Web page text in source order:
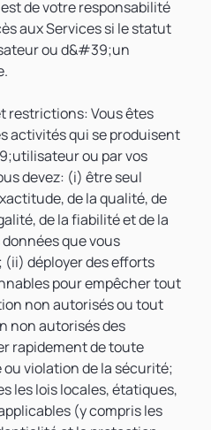
de votre responsabilité
aux Services si le statut
ou d&#39;un
restrictions: Vous êtes
activités qui se produisent
ou par vos
devez: (i) être seul
de la qualité, de
de la fiabilité et de la
que vous
(ii) déployer des efforts
pour empêcher tout
non autorisés ou tout
non autorisés des
rapidement de toute
violation de la sécurité;
les lois locales, étatiques,
(y compris les